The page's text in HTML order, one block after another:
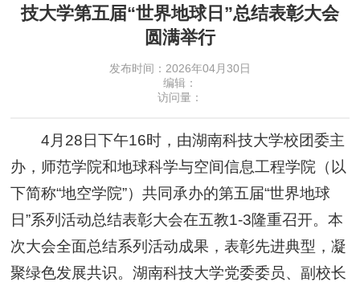
技大学第五届“世界地球日”总结表彰大会
圆满举行
发布时间：2026年04月30日
编辑：
访问量：
4月28日下午16时，由湖南科技大学校团委主
办，师范学院和地球科学与空间信息工程学院（以
下简称“地空学院”）共同承办的第五届“世界地球
日”系列活动总结表彰大会在五教1-3隆重召开。本
次大会全面总结系列活动成果，表彰先进典型，凝
聚绿色发展共识。湖南科技大学党委委员、副校长